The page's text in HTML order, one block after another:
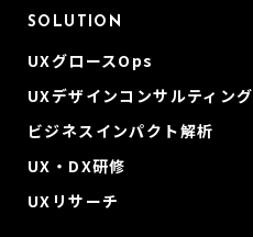
SOLUTION
UXグロースOps
UXデザインコンサルティング
ビジネスインパクト解析
UX・DX研修
UXリサーチ